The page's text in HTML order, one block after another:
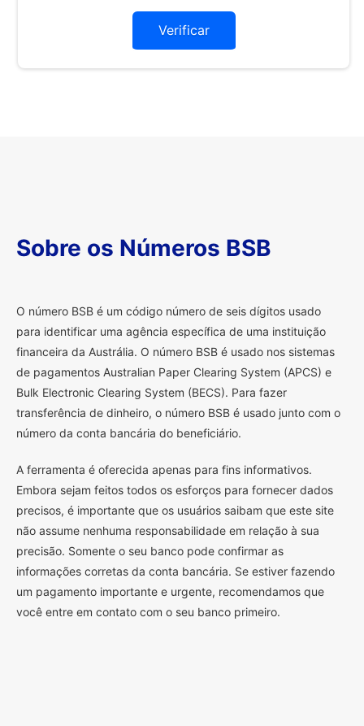
Verificar
Sobre os Números BSB
O número BSB é um código número de seis dígitos usado
para identificar uma agência específica de uma instituição
financeira da Austrália. O número BSB é usado nos sistemas
de pagamentos Australian Paper Clearing System (APCS) e
Bulk Electronic Clearing System (BECS). Para fazer
transferência de dinheiro, o número BSB é usado junto com o
número da conta bancária do beneficiário.
A ferramenta é oferecida apenas para fins informativos.
Embora sejam feitos todos os esforços para fornecer dados
precisos, é importante que os usuários saibam que este site
não assume nenhuma responsabilidade em relação à sua
precisão. Somente o seu banco pode confirmar as
informações corretas da conta bancária. Se estiver fazendo
um pagamento importante e urgente, recomendamos que
você entre em contato com o seu banco primeiro.